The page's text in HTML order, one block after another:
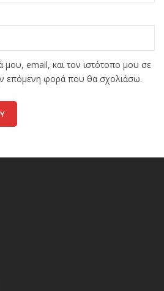
email, και τον ιστότοπο μου σε
επόμενη φορά που θα σχολιάσω.